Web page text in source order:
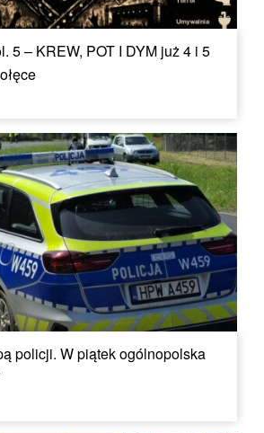
5 – KREW, POT I DYM już 4 i 5
policji. W piątek ogólnopolska